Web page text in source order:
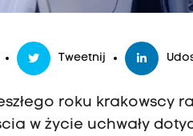
Tweetnij
roku krakowscy
w życie uchwały